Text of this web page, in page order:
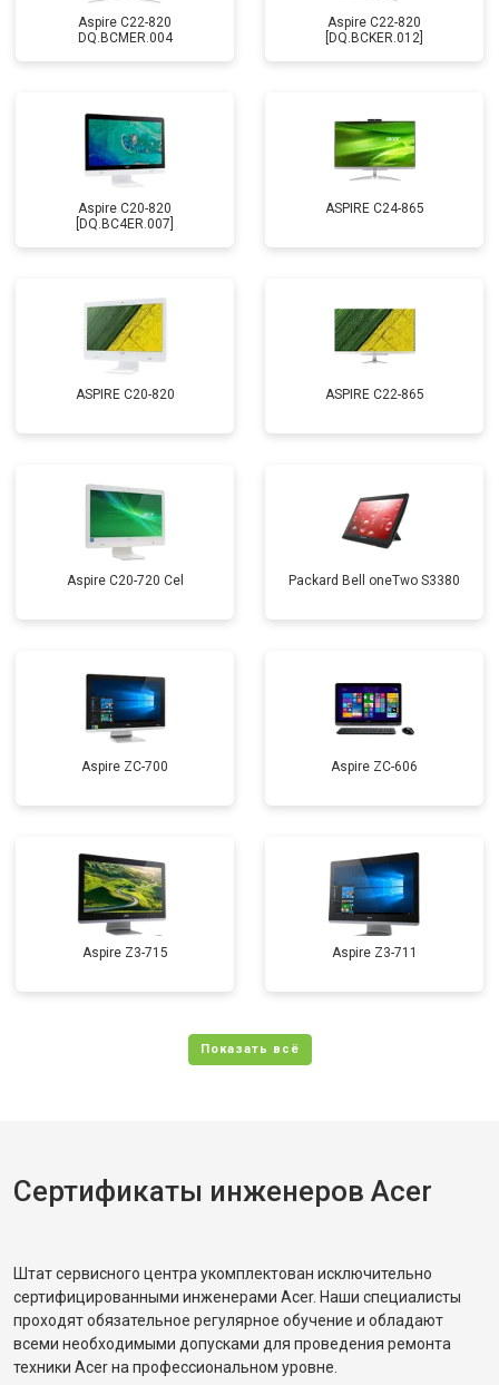
Aspire C22-820
DQ.BCMER.004
Aspire C22-820
[DQ.BCKER.012]
Aspire C20-820
[DQ.BC4ER.007]
ASPIRE C24-865
ASPIRE C20-820 ASPIRE C22-865
Aspire C20-720 Cel Packard Bell oneTwo S3380
Aspire ZC-700 Aspire ZC-606
Aspire Z3-715 Aspire Z3-711
Сертификаты инженеров Acer
Штат сервисного центра укомплектован исключительно
сертифицированными инженерами Acer. Наши специалисты
проходят обязательное регулярное обучение и обладают
всеми необходимыми допусками для проведения ремонта
техники Acer на профессиональном уровне.